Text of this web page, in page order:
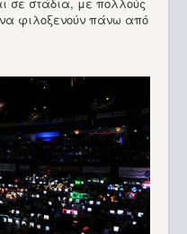
σε στάδια, με πολλούς
φιλοξενούν πάνω από